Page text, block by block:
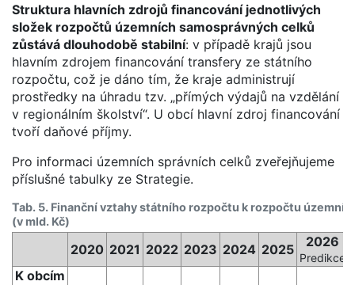
Struktura hlavních zdrojů financování jednotlivých
složek rozpočtů územních samosprávných celků
zůstává dlouhodobě stabilní: v případě krajů jsou
hlavním zdrojem financování transfery ze státního
rozpočtu, což je dáno tím, že kraje administrují
prostředky na úhradu tzv. „přímých výdajů na vzdělání
v regionálním školství“. U obcí hlavní zdroj financování
tvoří daňové příjmy.
Pro informaci územních správních celků zveřejňujeme
příslušné tabulky ze Strategie.
Tab. 5. Finanční vztahy státního rozpočtu k rozpočtu
(v mld. Kč)
2020 2021 2022 2023 2024 2025 2026
Predikce
K obcím